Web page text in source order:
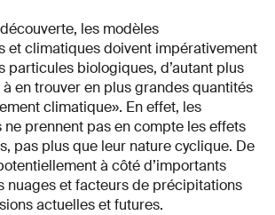
les modèles
et climatiques doivent impérativement
particules biologiques, d’autant plus
à en trouver en plus grandes quantités
climatique». En effet, les
ne prennent pas en compte les effets
pas plus que leur nature cyclique. De
à côté d’importants
nuages et facteurs de précipitations
actuelles et futures.